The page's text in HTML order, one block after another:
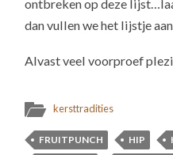
ontbreken op deze
dan vullen we het lijstje
Alvast veel voorproef
kersttradities
FRUITPUNCH HIP